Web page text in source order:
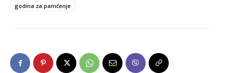
godina za pamćenje